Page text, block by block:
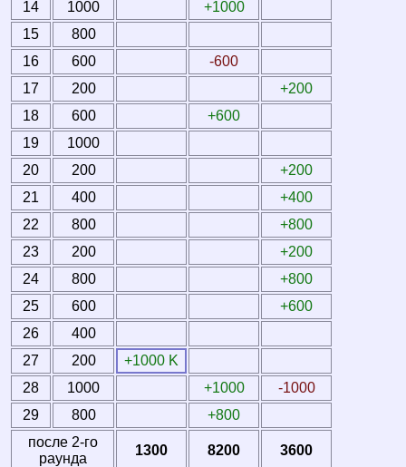
14
1000
+1000
15
800
16
600
-600
17
200
+200
18
600
+600
19
1000
20
200
+200
21
400
+400
22
800
+800
23
200
+200
24
800
+800
25
600
+600
26
400
27
200
+1000 K
28
1000 +1000
-1000
29
800
+800
после 2-го
раунда
1300 8200 3600